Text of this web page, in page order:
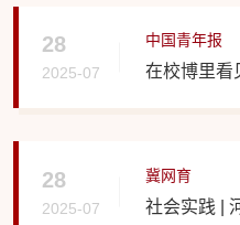
28
2025-07
中国青年报
在校博里看
28
2025-07
冀网育
社会实践 |